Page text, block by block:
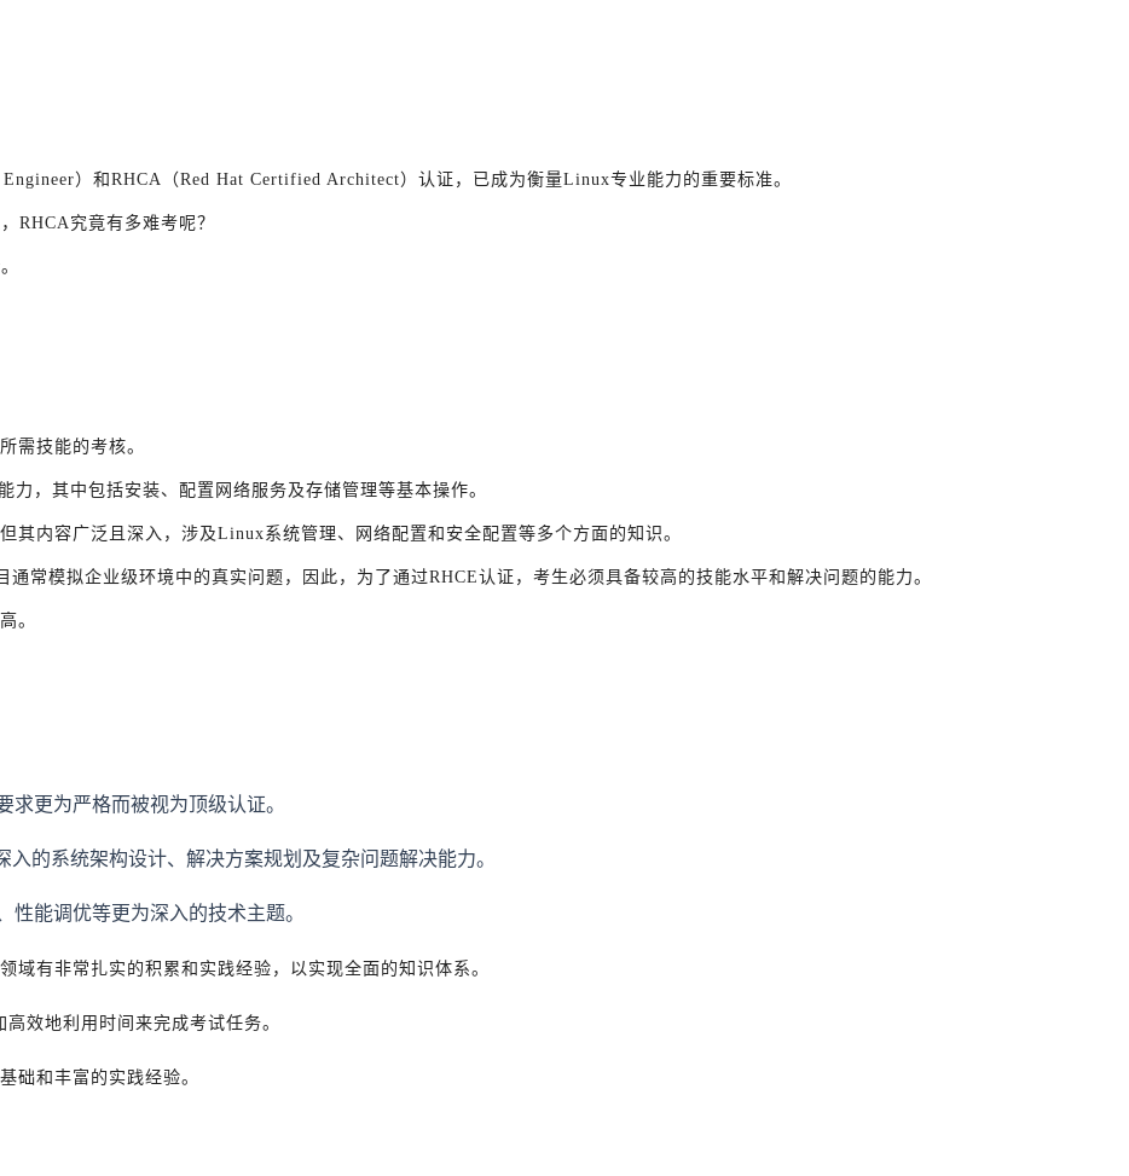
）和RHCA（Red Hat Certified Architect）认证，已成为衡量Linux专业能力的重要标准。
RHCA究竟有多难考呢？
需技能的考核。
，其中包括安装、配置网络服务及存储管理等基本操作。
其内容广泛且深入，涉及Linux系统管理、网络配置和安全配置等多个方面的知识。
常模拟企业级环境中的真实问题，因此，为了通过RHCE认证，考生必须具备较高的技能水平和解决问题的能力。
。
更为严格而被视为顶级认证。
的系统架构设计、解决方案规划及复杂问题解决能力。
能调优等更为深入的技术主题。
有非常扎实的积累和实践经验，以实现全面的知识体系。
效地利用时间来完成考试任务。
础和丰富的实践经验。